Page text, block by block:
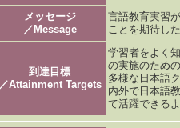
メッセージ
／Message
言語教育実習
ことを期待し
到達目標
／Attainment Targets
学習者をよく
の実施のため
多様な日本語
内外で日本語
て活躍できる